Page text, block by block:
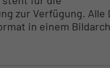
zur Verfügung. Alle
in einem